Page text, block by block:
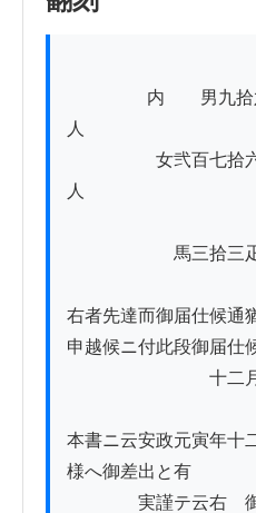
人　　　　　　　　　
女弐百七拾
人　　　　　　　　　
馬三拾三
右者先達而御届仕候通
申越候ニ付此段御届仕
十二月　　
本書ニ云安政元寅年十
様へ御差出と有
実謹テ云右　御